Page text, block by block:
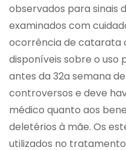
observados para sinais
examinados com
ocorrência de catarata
disponíveis sobre o uso
antes da 32a semana
controversos e deve
médico quanto aos
deletérios à mãe. Os
utilizados no